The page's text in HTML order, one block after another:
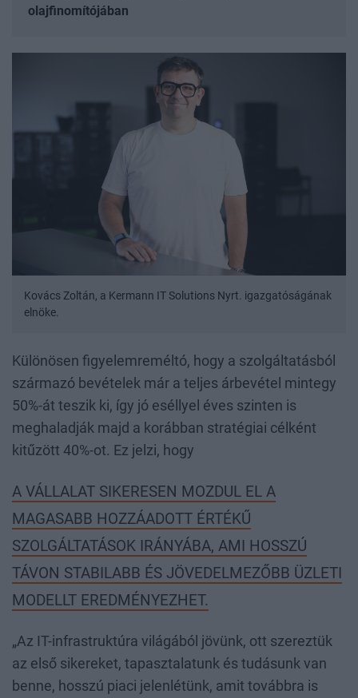
olajfinomítójában
Kovács Zoltán, a Kermann IT Solutions Nyrt. igazgatóságának
elnöke.
Különösen figyelemreméltó, hogy a szolgáltatásból
származó bevételek már a teljes árbevétel mintegy
50%-át teszik ki, így jó eséllyel éves szinten is
meghaladják majd a korábban stratégiai célként
kitűzött 40%-ot. Ez jelzi, hogy
A VÁLLALAT SIKERESEN MOZDUL EL A
MAGASABB HOZZÁADOTT ÉRTÉKŰ
SZOLGÁLTATÁSOK IRÁNYÁBA, AMI HOSSZÚ
TÁVON STABILABB ÉS JÖVEDELMEZŐBB ÜZLETI
MODELLT EREDMÉNYEZHET.
„Az IT-infrastruktúra világából jövünk, ott szereztük
az első sikereket, tapasztalatunk és tudásunk van
benne, hosszú piaci jelenlétünk, amit továbbra is